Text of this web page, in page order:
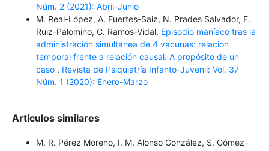
Núm. 2 (2021): Abril-Junio
M. Real-López, A. Fuertes-Saiz, N. Prades Salvador, E.
Ruiz-Palomino, C. Ramos-Vidal, Episodio maníaco tras la
administración simultánea de 4 vacunas: relación
temporal frente a relación causal. A propósito de un
caso , Revista de Psiquiatría Infanto-Juvenil: Vol. 37
Núm. 1 (2020): Enero-Marzo
Artículos similares
M. R. Pérez Moreno, I. M. Alonso González, S. Gómez-